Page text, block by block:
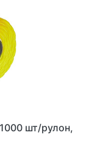
шт/рулон,